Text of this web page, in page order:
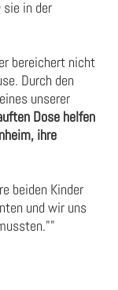
in der
bereichert nicht
Durch den
unserer
Dose helfen
ihre
beiden Kinder
und wir uns